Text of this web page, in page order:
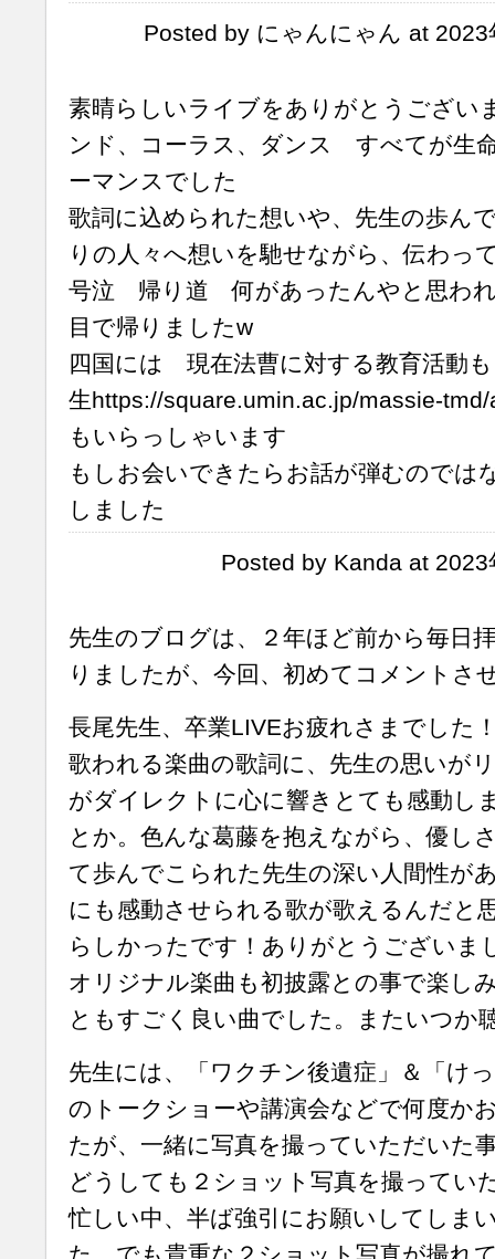
Posted by にゃんにゃん at
素晴らしいライブをありがとうござい
ンド、コーラス、ダンス すべてが生
ーマンスでした
歌詞に込められた想いや、先生の歩ん
りの人々へ想いを馳せながら、伝わっ
号泣 帰り道 何があったんやと思わ
目で帰りましたw
四国には 現在法曹に対する教育活動
生https://square.umin.ac.jp/massie-
もいらっしゃいます
もしお会いできたらお話が弾むので
しました
Posted by Kanda at
先生のブログは、２年ほど前から毎日
りましたが、今回、初めてコメントさ
長尾先生、卒業LIVEお疲れさまでした
歌われる楽曲の歌詞に、先生の思いが
がダイレクトに心に響きとても感動し
とか。色んな葛藤を抱えながら、優し
て歩んでこられた先生の深い人間性が
にも感動させられる歌が歌えるんだと
らしかったです！ありがとうございま
オリジナル楽曲も初披露との事で楽し
ともすごく良い曲でした。またいつか
先生には、「ワクチン後遺症」＆「け
のトークショーや講演会などで何度か
たが、一緒に写真を撮っていただいた
どうしても２ショット写真を撮ってい
忙しい中、半ば強引にお願いしてしま